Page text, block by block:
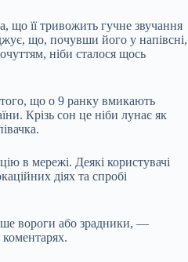
що її тривожить гучне звучання
що, почувши його у напівсні,
ніби сталося щось
що о 9 ранку вмикають
Крізь сон це ніби лунає як
в мережі. Деякі користувачі
діях та спробі
вороги або зрадники, —